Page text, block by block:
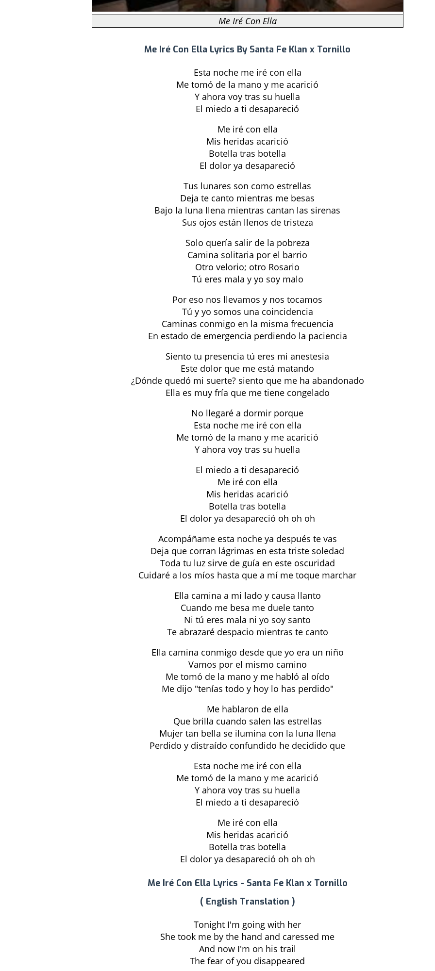
Me Iré Con Ella
Me Iré Con Ella Lyrics By Santa Fe Klan x Tornillo
Esta noche me iré con ella
Me tomó de la mano y me acarició
Y ahora voy tras su huella
El miedo a ti desapareció
Me iré con ella
Mis heridas acarició
Botella tras botella
El dolor ya desapareció
Tus lunares son como estrellas
Deja te canto mientras me besas
Bajo la luna llena mientras cantan las sirenas
Sus ojos están llenos de tristeza
Solo quería salir de la pobreza
Camina solitaria por el barrio
Otro velorio; otro Rosario
Tú eres mala y yo soy malo
Por eso nos llevamos y nos tocamos
Tú y yo somos una coincidencia
Caminas conmigo еn la misma frecuencia
En estado dе emergencia perdiendo la paciencia
Siento tu presencia tú eres mi anestesia
Este dolor que me está matando
¿Dónde quedó mi suerte? siento que me ha abandonado
Ella es muy fría que me tiene congelado
No llegaré a dormir porque
Esta noche me iré con ella
Me tomó de la mano y me acarició
Y ahora voy tras su huella
El miedo a ti desapareció
Me iré con ella
Mis heridas acarició
Botella tras botella
El dolor ya desapareció oh oh oh
Acompáñame esta noche ya después te vas
Deja que corran lágrimas en esta triste soledad
Toda tu luz sirve de guía en este oscuridad
Cuidaré a los míos hasta que a mí me toque marchar
Ella camina a mi lado y causa llanto
Cuando me besa me duele tanto
Ni tú eres mala ni yo soy santo
Te abrazaré despacio mientras te canto
Ella camina conmigo desde que yo era un niño
Vamos por el mismo camino
Me tomó de la mano y me habló al oído
Me dijo "tenías todo y hoy lo has perdido"
Me hablaron de ella
Que brilla cuando salen las estrellas
Mujer tan bella se ilumina con la luna llena
Perdido y distraído confundido he decidido que
Esta noche me iré con ella
Me tomó de la mano y me acarició
Y ahora voy tras su huella
El miedo a ti desapareció
Me iré con ella
Mis heridas acarició
Botella tras botella
El dolor ya desapareció oh oh oh
Me Iré Con Ella Lyrics - Santa Fe Klan x Tornillo
( English Translation )
Tonight I'm going with her
She took me by the hand and caressed me
And now I'm on his trail
The fear of you disappeared